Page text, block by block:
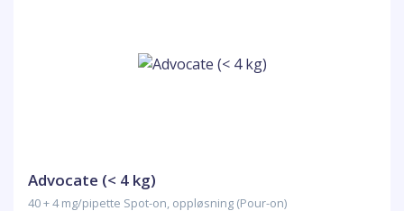
Advocate (< 4 kg)
40 + 4 mg/pipette Spot-on, oppløsning (Pour-on)